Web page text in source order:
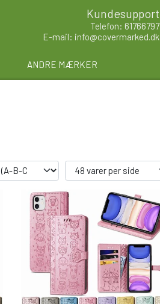
Kundesupport
Telefon: 61766797
E-mail: info@covermarked.dk
ANDRE MÆRKER